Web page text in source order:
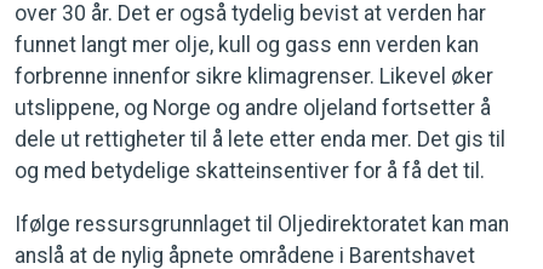
over 30 år. Det er også tydelig bevist at verden har
funnet langt mer olje, kull og gass enn verden kan
forbrenne innenfor sikre klimagrenser. Likevel øker
utslippene, og Norge og andre oljeland fortsetter å
dele ut rettigheter til å lete etter enda mer. Det gis til
og med betydelige skatteinsentiver for å få det til.
‪Ifølge ressursgrunnlaget til Oljedirektoratet kan man
anslå at de nylig åpnete områdene i Barentshavet